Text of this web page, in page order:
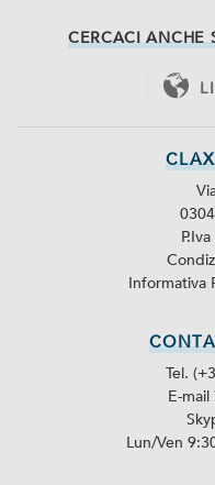
CERCACI ANCHE
Informativa
Tel.
E-mail
Lun/Ven